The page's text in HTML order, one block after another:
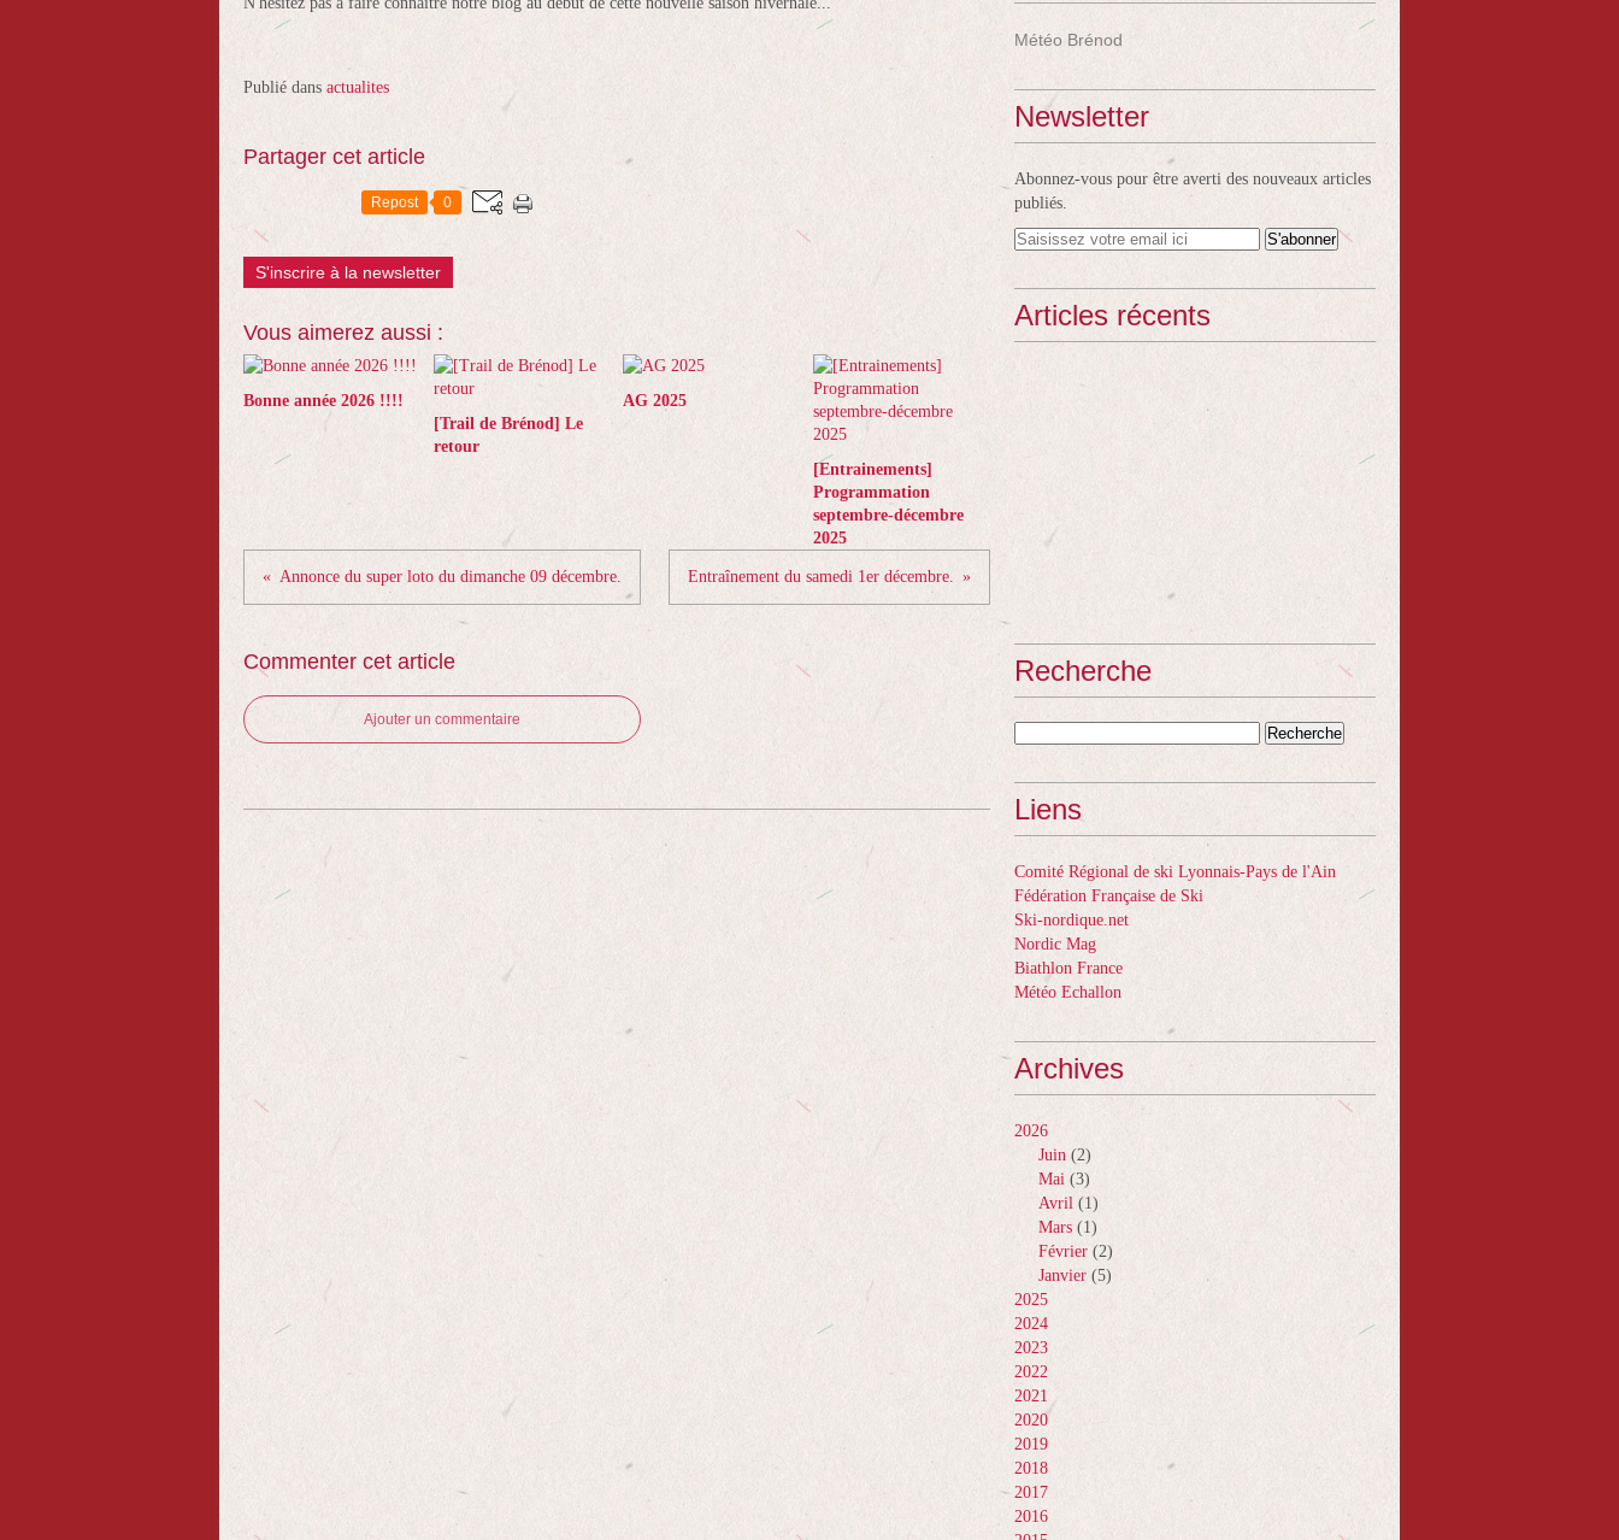
Publié dans actualites
Partager cet article
Repost 0
S'inscrire à la newsletter
Vous aimerez aussi :
Bonne année 2026 !!!!
[Trail de Brénod] Le
retour
AG 2025
[Entrainements]
Programmation
septembre-décembre
2025
Annonce du super loto du dimanche 09 décembre. Entraînement du samedi 1er décembre.
Commenter cet article
Ajouter un commentaire
Météo Brénod
Newsletter
Abonnez-vous pour être averti des nouveaux articles
publiés.
Articles récents
Recherche
Liens
Comité Régional de ski Lyonnais-Pays de l'Ain
Fédération Française de Ski
Ski-nordique.net
Nordic Mag
Biathlon France
Météo Echallon
Archives
2026
Juin (2)
Mai (3)
Avril (1)
Mars (1)
Février (2)
Janvier (5)
2025
2024
2023
2022
2021
2020
2019
2018
2017
2016